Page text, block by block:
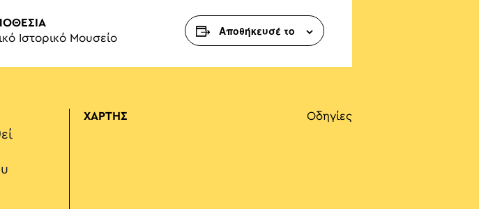
Ιστορικό Μουσείο
Αποθήκευσέ το
ΧΑΡΤΗΣ Οδηγίες